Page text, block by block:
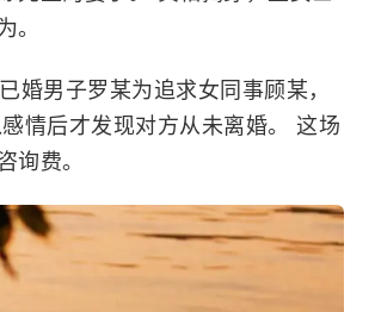
婚男子罗某为追求女同事顾某，
情后才发现对方从未离婚。 这场
费。